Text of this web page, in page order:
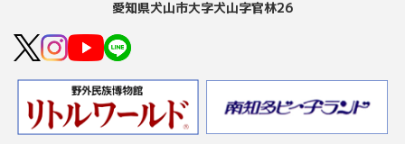
愛知県⽝⼭市⼤字⽝⼭字官林26